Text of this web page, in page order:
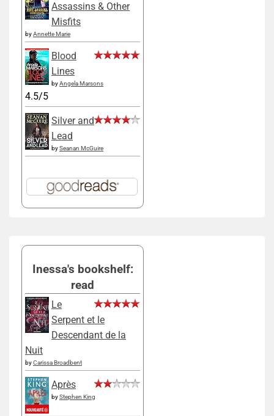
Assassins & Other
Misfits
byAnnette Marie
Blood
Lines
byAngela Marsons
4.5/5
Silver and
Lead
bySeanan McGuire
Inessa's bookshelf:
read
Le
Serpent et le
Descendant de la
Nuit
byCarissa Broadbent
Après
byStephen King